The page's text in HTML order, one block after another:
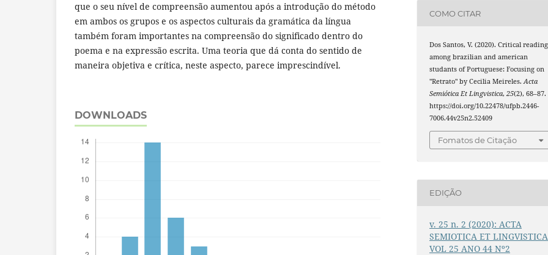
que o seu nível de compreensão aumentou após a introdução do método
em ambos os grupos e os aspectos culturais da gramática da língua
também foram importantes na compreensão do significado dentro do
poema e na expressão escrita. Uma teoria que dá conta do sentido de
maneira objetiva e crítica, neste aspecto, parece imprescindível.
DOWNLOADS
COMO CITAR
Dos Santos, V. (2020). Critical reading
among brazilian and american
studants of Portuguese: Focusing on
"Retrato" by Cecilia Meireles.Acta
Semiótica Et Lingvistica,25(2), 68–87.
https://doi.org/10.22478/ufpb.2446-
7006.44v25n2.52409
Fomatos de Citação
EDIÇÃO
v. 25 n. 2 (2020): ACTA
SEMIOTICA ET LINGVISTICA
VOL 25 ANO 44 Nº2